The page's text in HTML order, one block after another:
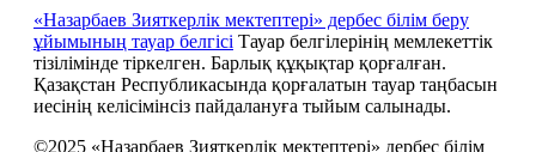
«Назарбаев Зияткерлік мектептері» дербес білім беру
ұйымының тауар белгісі Тауар белгілерінің мемлекеттік
тізілімінде тіркелген. Барлық құқықтар қорғалған.
Қазақстан Республикасында қорғалатын тауар таңбасын
иесiнiң келiсiмiнсiз пайдалануға тыйым салынады.
©2025 «Назарбаев Зияткерлік мектептері» дербес білім